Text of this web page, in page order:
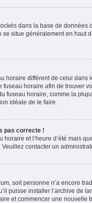
dans la base de données
situe généralement en haut
horaire différent de celui
horaire afin de trouver
fuseau horaire, comme la
idéale de le faire.
pas correcte !
et l’heure d’été mais
contacter un
soit personne n’a encore
puisse installer l’archive de
et commencer une nouvelle